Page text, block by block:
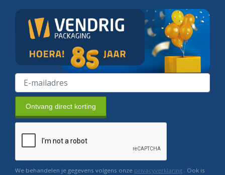
Ontvang direct korting
We behandelen je gegevens volgens onze privacyverklaring . Ook is